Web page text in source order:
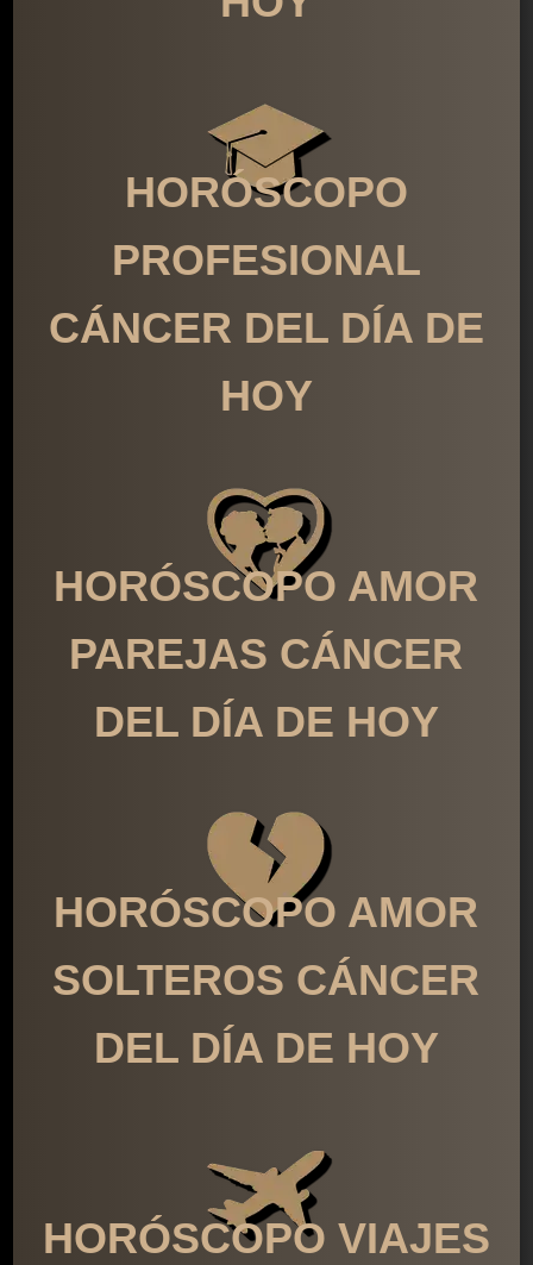
HORÓSCOPO
PROFESIONAL
CÁNCER DEL DÍA DE
HOY
HORÓSCOPO AMOR
PAREJAS CÁNCER
DEL DÍA DE HOY
HORÓSCOPO AMOR
SOLTEROS CÁNCER
DEL DÍA DE HOY
HORÓSCOPO VIAJES